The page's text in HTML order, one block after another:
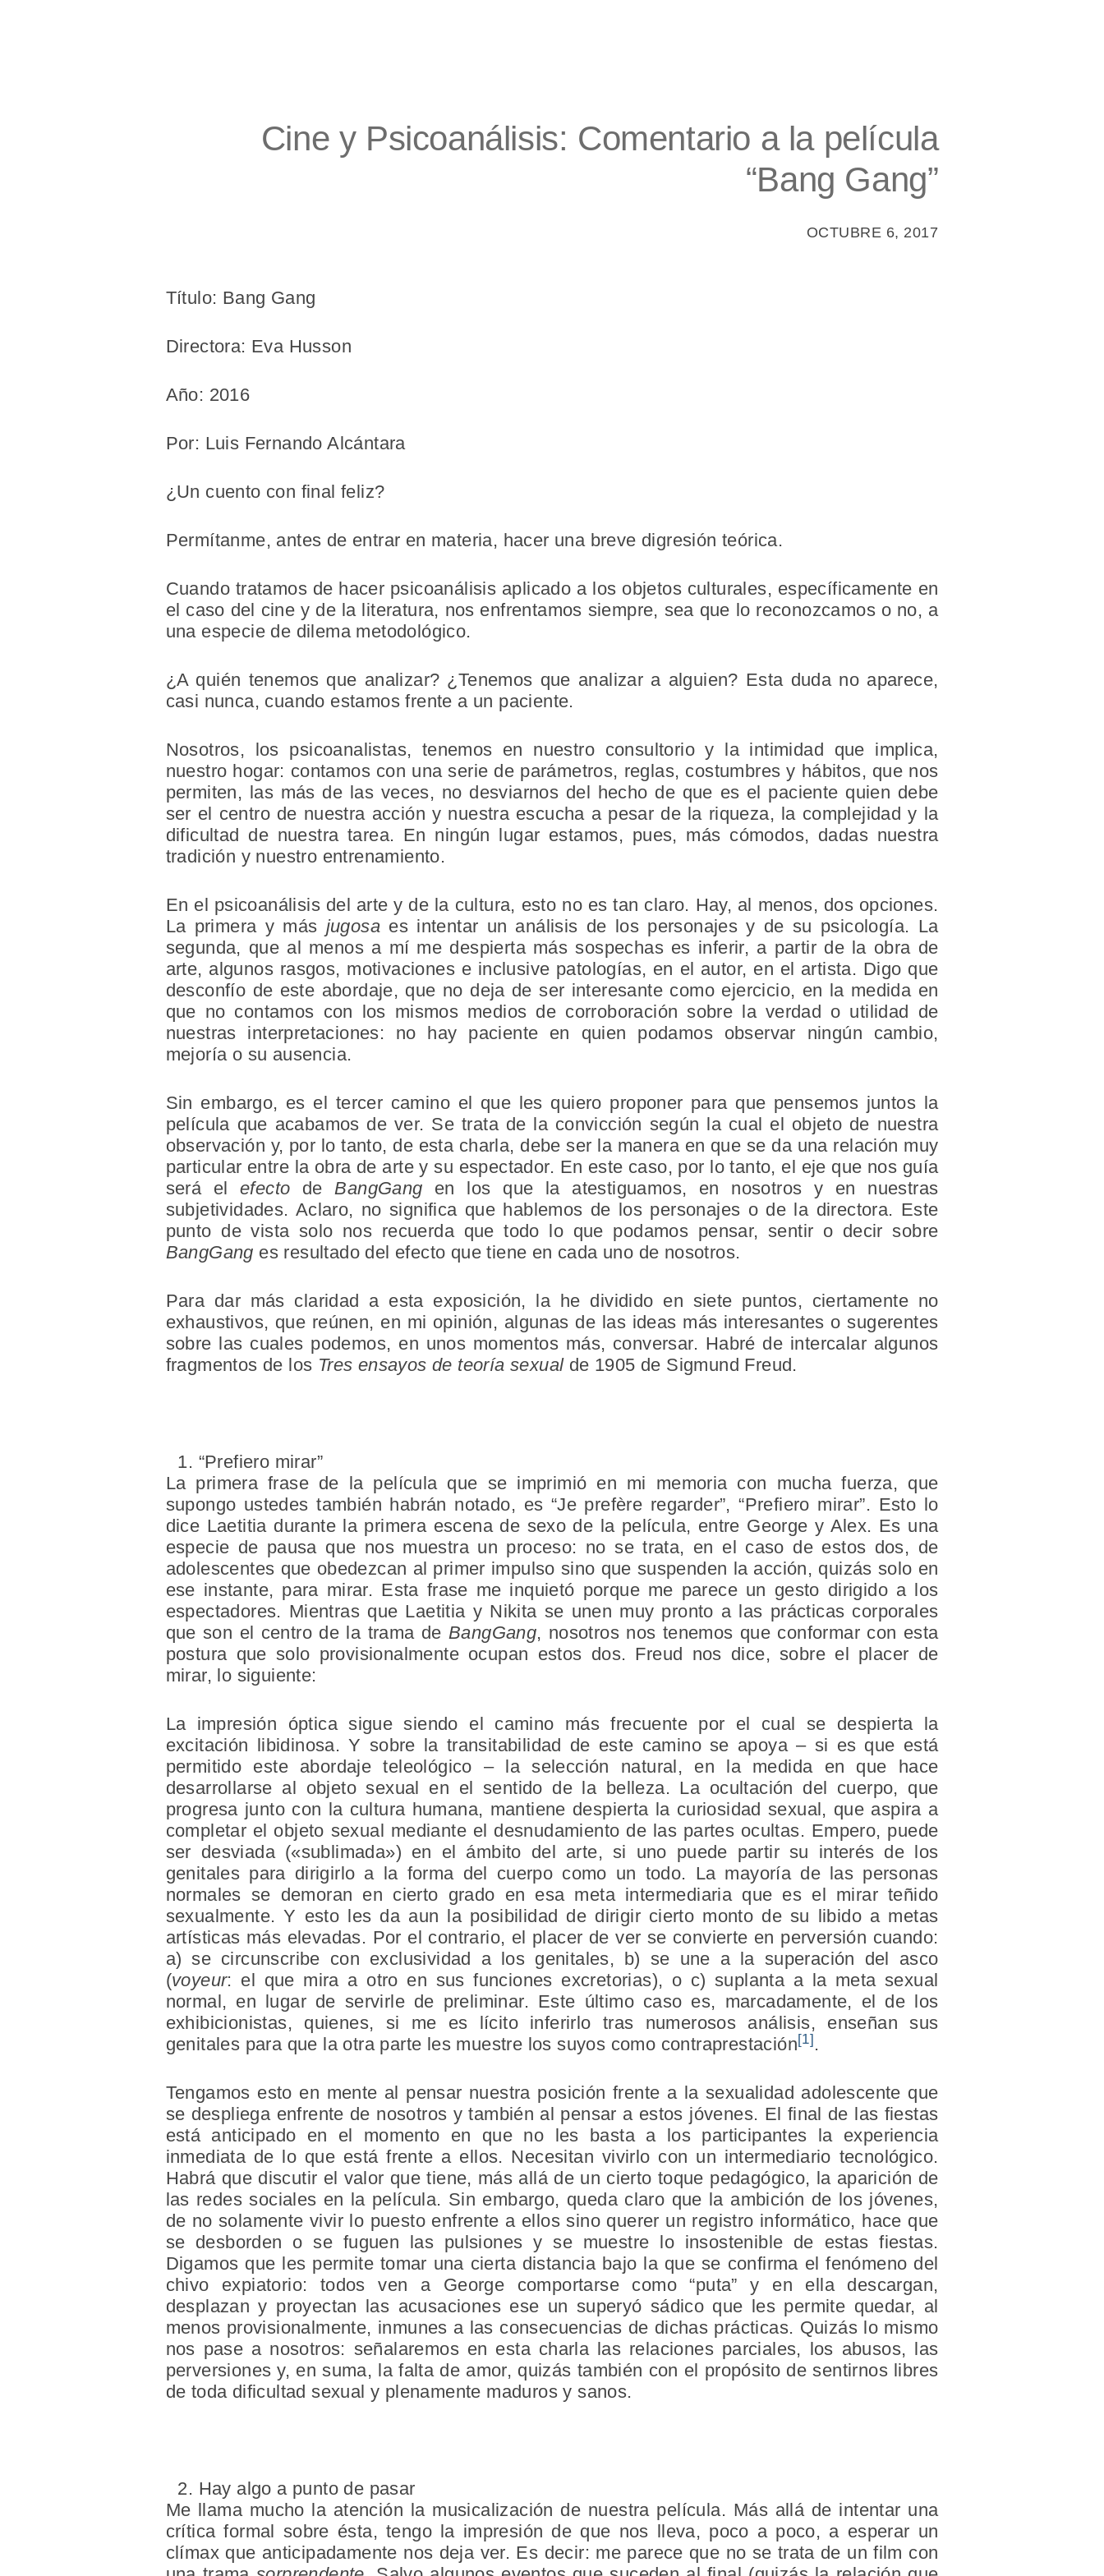
Cine y Psicoanálisis: Comentario a la película
“Bang Gang”
OCTUBRE 6, 2017
Título: Bang Gang
Directora: Eva Husson
Año: 2016
Por: Luis Fernando Alcántara
¿Un cuento con final feliz?
Permítanme, antes de entrar en materia, hacer una breve digresión teórica.
Cuando tratamos de hacer psicoanálisis aplicado a los objetos culturales, específicamente en
el caso del cine y de la literatura, nos enfrentamos siempre, sea que lo reconozcamos o no, a
una especie de dilema metodológico.
¿A quién tenemos que analizar? ¿Tenemos que analizar a alguien? Esta duda no aparece,
casi nunca, cuando estamos frente a un paciente.
Nosotros, los psicoanalistas, tenemos en nuestro consultorio y la intimidad que implica,
nuestro hogar: contamos con una serie de parámetros, reglas, costumbres y hábitos, que nos
permiten, las más de las veces, no desviarnos del hecho de que es el paciente quien debe
ser el centro de nuestra acción y nuestra escucha a pesar de la riqueza, la complejidad y la
dificultad de nuestra tarea. En ningún lugar estamos, pues, más cómodos, dadas nuestra
tradición y nuestro entrenamiento.
En el psicoanálisis del arte y de la cultura, esto no es tan claro. Hay, al menos, dos opciones.
La primera y más jugosaes intentar un análisis de los personajes y de su psicología. La
segunda, que al menos a mí me despierta más sospechas es inferir, a partir de la obra de
arte, algunos rasgos, motivaciones e inclusive patologías, en el autor, en el artista. Digo que
desconfío de este abordaje, que no deja de ser interesante como ejercicio, en la medida en
que no contamos con los mismos medios de corroboración sobre la verdad o utilidad de
nuestras interpretaciones: no hay paciente en quien podamos observar ningún cambio,
mejoría o su ausencia.
Sin embargo, es el tercer camino el que les quiero proponer para que pensemos juntos la
película que acabamos de ver. Se trata de la convicción según la cual el objeto de nuestra
observación y, por lo tanto, de esta charla, debe ser la manera en que se da una relación muy
particular entre la obra de arte y su espectador. En este caso, por lo tanto, el eje que nos guía
será elefecto deBangGang en los que la atestiguamos, en nosotros y en nuestras
subjetividades. Aclaro, no significa que hablemos de los personajes o de la directora. Este
punto de vista solo nos recuerda que todo lo que podamos pensar, sentir o decir sobre
BangGang es resultado del efecto que tiene en cada uno de nosotros.
Para dar más claridad a esta exposición, la he dividido en siete puntos, ciertamente no
exhaustivos, que reúnen, en mi opinión, algunas de las ideas más interesantes o sugerentes
sobre las cuales podemos, en unos momentos más, conversar. Habré de intercalar algunos
fragmentos de los Tres ensayos de teoría sexualde 1905 de Sigmund Freud.
“Prefiero mirar”
La primera frase de la película que se imprimió en mi memoria con mucha fuerza, que
supongo ustedes también habrán notado, es “Je prefère regarder”, “Prefiero mirar”. Esto lo
dice Laetitia durante la primera escena de sexo de la película, entre George y Alex. Es una
especie de pausa que nos muestra un proceso: no se trata, en el caso de estos dos, de
adolescentes que obedezcan al primer impulso sino que suspenden la acción, quizás solo en
ese instante, para mirar. Esta frase me inquietó porque me parece un gesto dirigido a los
espectadores. Mientras que Laetitia y Nikita se unen muy pronto a las prácticas corporales
que son el centro de la trama de BangGang, nosotros nos tenemos que conformar con esta
postura que solo provisionalmente ocupan estos dos. Freud nos dice, sobre el placer de
mirar, lo siguiente:
La impresión óptica sigue siendo el camino más frecuente por el cual se despierta la
excitación libidinosa. Y sobre la transitabilidad de este camino se apoya – si es que está
permitido este abordaje teleológico – la selección natural, en la medida en que hace
desarrollarse al objeto sexual en el sentido de la belleza. La ocultación del cuerpo, que
progresa junto con la cultura humana, mantiene despierta la curiosidad sexual, que aspira a
completar el objeto sexual mediante el desnudamiento de las partes ocultas. Empero, puede
ser desviada («sublimada») en el ámbito del arte, si uno puede partir su interés de los
genitales para dirigirlo a la forma del cuerpo como un todo. La mayoría de las personas
normales se demoran en cierto grado en esa meta intermediaria que es el mirar teñido
sexualmente. Y esto les da aun la posibilidad de dirigir cierto monto de su libido a metas
artísticas más elevadas. Por el contrario, el placer de ver se convierte en perversión cuando:
a) se circunscribe con exclusividad a los genitales, b) se une a la superación del asco
(voyeur: el que mira a otro en sus funciones excretorias), o c) suplanta a la meta sexual
normal, en lugar de servirle de preliminar. Este último caso es, marcadamente, el de los
exhibicionistas, quienes, si me es lícito inferirlo tras numerosos análisis, enseñan sus
genitales para que la otra parte les muestre los suyos como contraprestación[1].
Tengamos esto en mente al pensar nuestra posición frente a la sexualidad adolescente que
se despliega enfrente de nosotros y también al pensar a estos jóvenes. El final de las fiestas
está anticipado en el momento en que no les basta a los participantes la experiencia
inmediata de lo que está frente a ellos. Necesitan vivirlo con un intermediario tecnológico.
Habrá que discutir el valor que tiene, más allá de un cierto toque pedagógico, la aparición de
las redes sociales en la película. Sin embargo, queda claro que la ambición de los jóvenes,
de no solamente vivir lo puesto enfrente a ellos sino querer un registro informático, hace que
se desborden o se fuguen las pulsiones y se muestre lo insostenible de estas fiestas.
Digamos que les permite tomar una cierta distancia bajo la que se confirma el fenómeno del
chivo expiatorio: todos ven a George comportarse como “puta” y en ella descargan,
desplazan y proyectan las acusaciones ese un superyó sádico que les permite quedar, al
menos provisionalmente, inmunes a las consecuencias de dichas prácticas. Quizás lo mismo
nos pase a nosotros: señalaremos en esta charla las relaciones parciales, los abusos, las
perversiones y, en suma, la falta de amor, quizás también con el propósito de sentirnos libres
de toda dificultad sexual y plenamente maduros y sanos.
Hay algo a punto de pasar
Me llama mucho la atención la musicalización de nuestra película. Más allá de intentar una
crítica formal sobre ésta, tengo la impresión de que nos lleva, poco a poco, a esperar un
clímax que anticipadamente nos deja ver. Es decir: me parece que no se trata de un film con